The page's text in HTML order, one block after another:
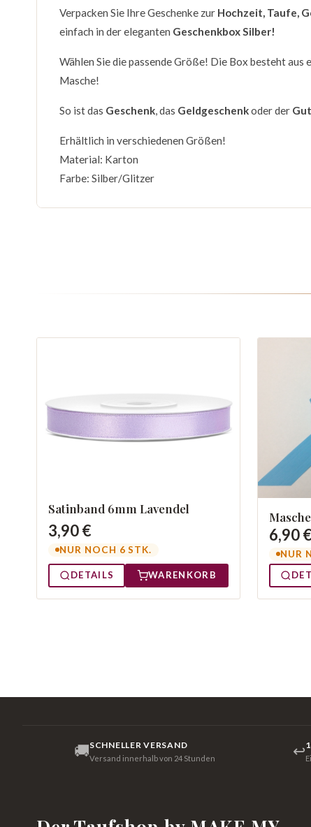
Verpacken Sie Ihre Geschenke zur Hochzeit, Taufe,
einfach in der eleganten Geschenkbox Silber!
Wählen Sie die passende Größe! Die Box besteht
Masche!
So ist das Geschenk, das Geldgeschenkoder der
Erhältlich in verschiedenen Größen!
Material: Karton
Farbe: Silber/Glitzer
Satinband 6mm Lavendel
3,90 €
NUR NOCH 6 STK.
DETAILS WARENKORB
6,90
NUR
🚚SCHNELLER VERSAND
Versand innerhalb von 24 Stunden ↩